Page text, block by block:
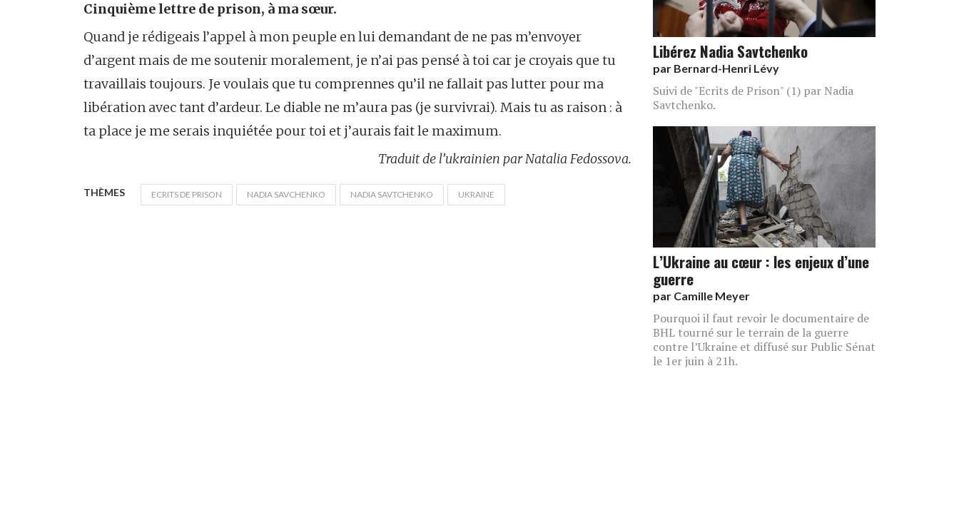
Cinquième lettre de prison, à ma sœur.
Quand je rédigeais l’appel à mon peuple en lui demandant de ne pas m’envoyer
d’argent mais de me soutenir moralement, je n’ai pas pensé à toi car je croyais que tu
travaillais toujours. Je voulais que tu comprennes qu’il ne fallait pas lutter pour ma
libération avec tant d’ardeur. Le diable ne m’aura pas (je survivrai). Mais tu as raison : à
ta place je me serais inquiétée pour toi et j’aurais fait le maximum.
Traduit de l’ukrainien par Natalia Fedossova.
THÈMES ECRITS DE PRISON NADIA SAVCHENKO NADIA SAVTCHENKO UKRAINE
Libérez Nadia Savtchenko
par Bernard-Henri Lévy
Suivi de "Ecrits de Prison" (1) par Nadia
Savtchenko.
L’Ukraine au cœur : les enjeux d’une
guerre
par Camille Meyer
Pourquoi il faut revoir le documentaire de
BHL tourné sur le terrain de la guerre
contre l’Ukraine et diffusé sur Public Sénat
le 1er juin à 21h.